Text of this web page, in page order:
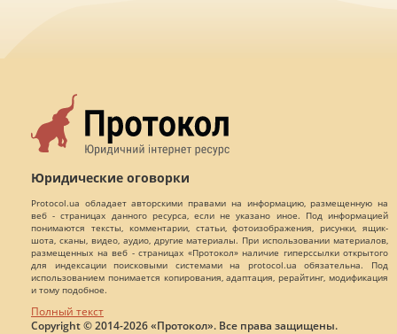
Юридические оговорки
Protocol.ua обладает авторскими правами на информацию, размещенную на
веб - страницах данного ресурса, если не указано иное. Под информацией
понимаются тексты, комментарии, статьи, фотоизображения, рисунки, ящик-
шота, сканы, видео, аудио, другие материалы. При использовании материалов,
размещенных на веб - страницах «Протокол» наличие гиперссылки открытого
для индексации поисковыми системами на protocol.ua обязательна. Под
использованием понимается копирования, адаптация, рерайтинг, модификация
и тому подобное.
Полный текст
Copyright © 2014-2026 «Протокол». Все права защищены.